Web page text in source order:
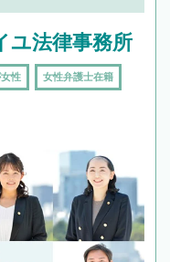
ユ法律事務所
性 女性弁護士在籍